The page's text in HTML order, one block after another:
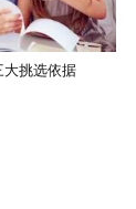
大挑选依据